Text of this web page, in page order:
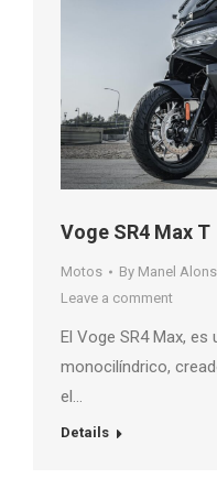
Voge SR4 Max T
Motos By Manel
Leave a comment
El Voge SR4 Max,
monocilíndrico,
el…
Details